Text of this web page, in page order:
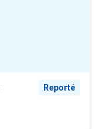
Reporté